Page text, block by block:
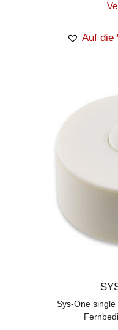
Auf die
Sys-One